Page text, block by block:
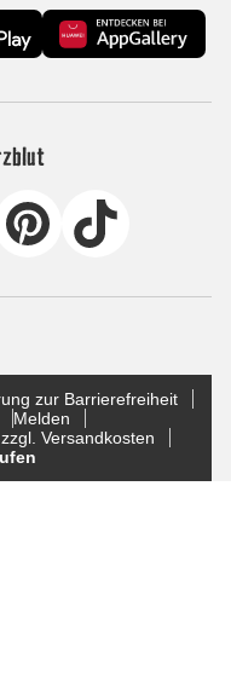
zur Barrierefreiheit
Melden
Versandkosten